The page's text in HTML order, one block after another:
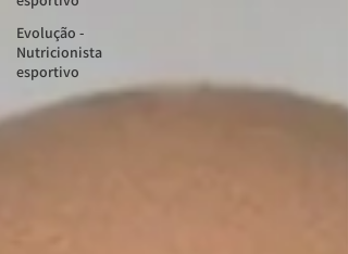
Evolução -
Nutricionista
esportivo